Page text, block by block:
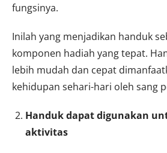
fungsinya.
Inilah yang menjadikan handuk
komponen hadiah yang tepat.
lebih mudah dan cepat
kehidupan sehari-hari oleh sang
Handuk dapat digunakan
aktivitas